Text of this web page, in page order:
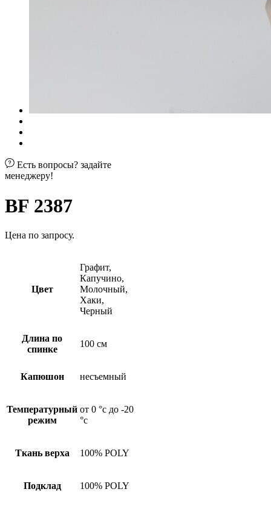
Есть вопросы? задайте
менеджеру!
BF 2387
Цена по запросу.
Цвет
Графит,
Капучино,
Молочный,
Хаки,
Черный
Длина по
спинке
100 см
Капюшон несъемный
Температурный
режим
от 0 °c до -20
°c
Ткань верха 100% POLY
Подклад 100% POLY